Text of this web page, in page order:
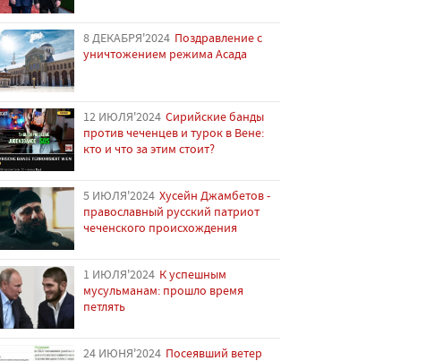
8 ДЕКАБРЯ'2024 Поздравление с
уничтожением режима Асада
12 ИЮЛЯ'2024 Сирийские банды
против чеченцев и турок в Вене:
кто и что за этим стоит?
5 ИЮЛЯ'2024 Хусейн Джамбетов -
православный русский патриот
чеченского происхождения
1 ИЮЛЯ'2024 К успешным
мусульманам: прошло время
петлять
24 ИЮНЯ'2024 Посеявший ветер